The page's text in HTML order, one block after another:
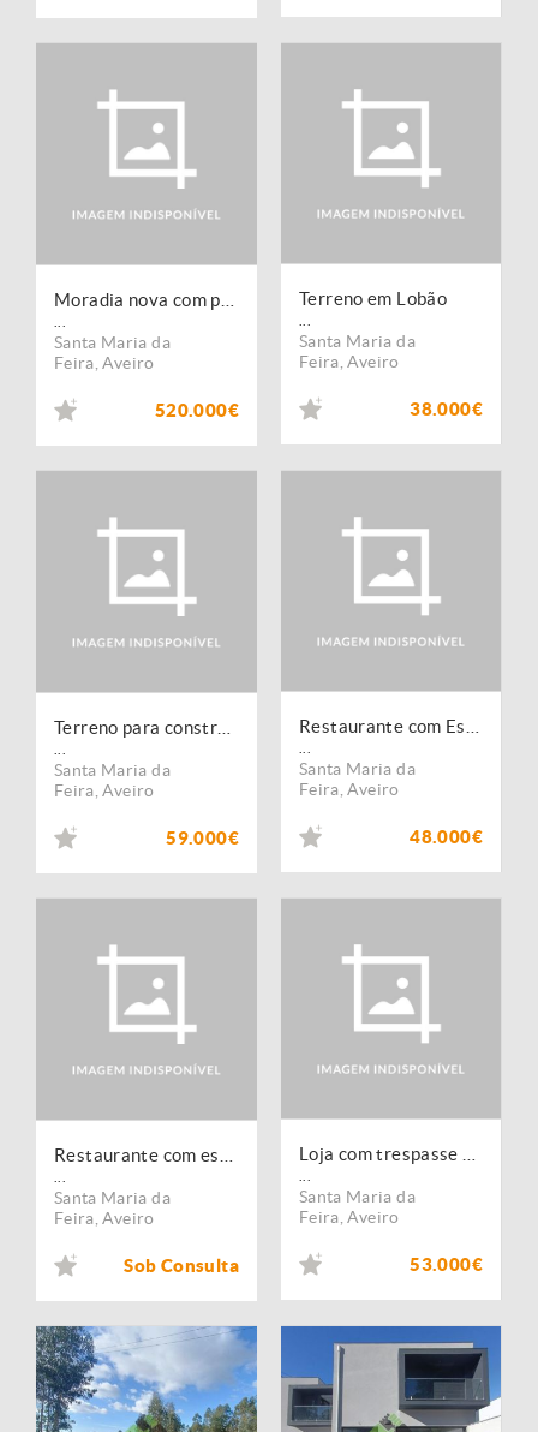
Santa Maria da
Feira ,Aveiro
520.000€
Terreno em Lobão
Santa Maria da
Feira ,Aveiro
38.000€
Santa Maria da
Feira ,Aveiro
59.000€
Santa Maria da
Feira ,Aveiro
48.000€
Santa Maria da
Feira ,Aveiro
Sob Consulta
Santa Maria da
Feira ,Aveiro
53.000€